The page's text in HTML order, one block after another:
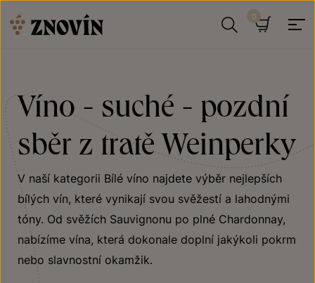
Víno - suché - pozdní
sběr z tratě Weinperky
V naší kategorii Bílé víno najdete výběr nejlepších
bílých vín, které vynikají svou svěžestí a lahodnými
tóny. Od svěžích Sauvignonu po plné Chardonnay,
nabízíme vína, která dokonale doplní jakýkoli pokrm
nebo slavnostní okamžik.